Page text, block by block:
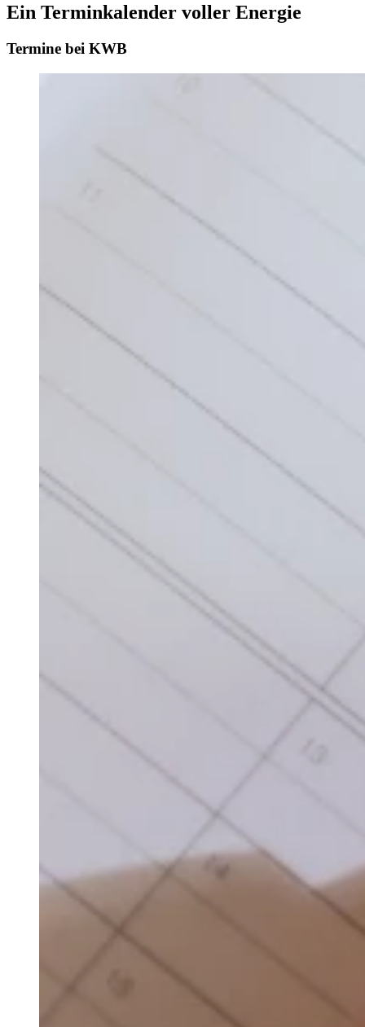
Ein Terminkalender voller Energie
Termine bei KWB